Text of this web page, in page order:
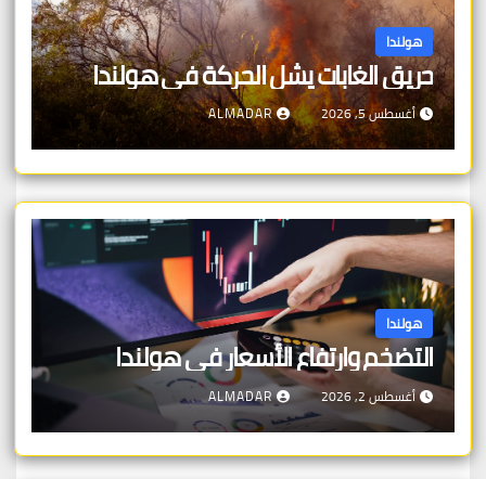
هولندا
حريق الغابات يشل الحركة في هولندا
أغسطس 5, 2026 ALMADAR
هولندا
التضخم وارتفاع الأسعار في هولندا
أغسطس 2, 2026 ALMADAR